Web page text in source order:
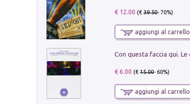
€ 12.00 (€39.50- 70%)
aggiungi al carrello
€ 6.00 (€15.00- 60%)
aggiungi al carrello